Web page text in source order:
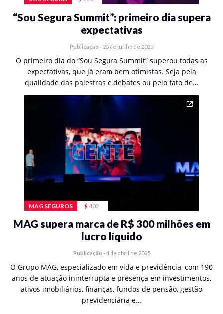
“Sou Segura Summit”: primeiro dia supera
expectativas
Publicação - 25 de junho de 2025
O primeiro dia do “Sou Segura Summit” superou todas as
expectativas, que já eram bem otimistas. Seja pela
qualidade das palestras e debates ou pelo fato de…
MAG SEGUROS 402
MAG supera marca de R$ 300 milhões em
lucro líquido
Publicação - 4 de abril de 2025
O Grupo MAG, especializado em vida e previdência, com 190
anos de atuação ininterrupta e presença em investimentos,
ativos imobiliários, finanças, fundos de pensão, gestão
previdenciária e…